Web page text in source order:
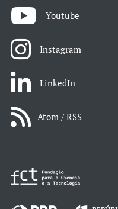
Youtube
Instagram
LinkedIn
Atom / RSS